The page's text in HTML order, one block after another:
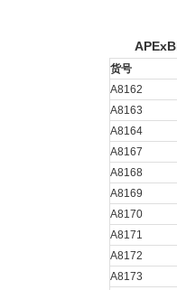
货号
A8162
A8163
A8164
A8167
A8168
A8169
A8170
A8171
A8172
A8173